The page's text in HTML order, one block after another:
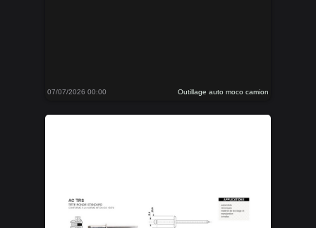
07/07/2026 00:00 Outillage auto moco camion